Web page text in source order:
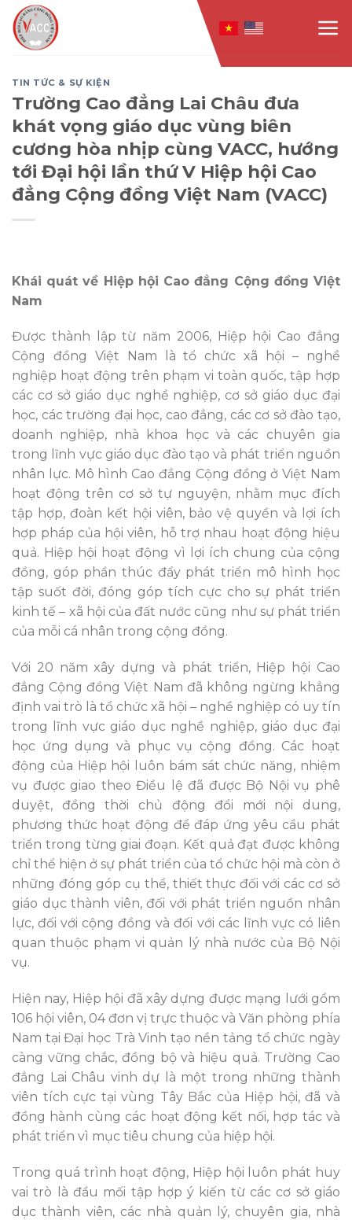
Skip
to
content
TIN TỨC & SỰ KIỆN
Trường Cao đẳng Lai Châu đưa
khát vọng giáo dục vùng biên
cương hòa nhịp cùng VACC, hướng
tới Đại hội lần thứ V Hiệp hội Cao
đẳng Cộng đồng Việt Nam (VACC)
Khái quát về Hiệp hội Cao đẳng Cộng đồng Việt
Nam
Được thành lập từ năm 2006, Hiệp hội Cao đẳng
Cộng đồng Việt Nam là tổ chức xã hội – nghề
nghiệp hoạt động trên phạm vi toàn quốc, tập hợp
các cơ sở giáo dục nghề nghiệp, cơ sở giáo dục đại
học, các trường đại học, cao đẳng, các cơ sở đào tạo,
doanh nghiệp, nhà khoa học và các chuyên gia
trong lĩnh vực giáo dục đào tạo và phát triển nguồn
nhân lực. Mô hình Cao đẳng Cộng đồng ở Việt Nam
hoạt động trên cơ sở tự nguyện, nhằm mục đích
tập hợp, đoàn kết hội viên, bảo vệ quyền và lợi ích
hợp pháp của hội viên, hỗ trợ nhau hoạt động hiệu
quả. Hiệp hội hoạt động vì lợi ích chung của cộng
đồng, góp phần thúc đẩy phát triển mô hình học
tập suốt đời, đóng góp tích cực cho sự phát triển
kinh tế – xã hội của đất nước cũng như sự phát triển
của mỗi cá nhân trong cộng đồng.
Với 20 năm xây dựng và phát triển, Hiệp hội Cao
đẳng Cộng đồng Việt Nam đã không ngừng khẳng
định vai trò là tổ chức xã hội – nghề nghiệp có uy tín
trong lĩnh vực giáo dục nghề nghiệp, giáo dục đại
học ứng dụng và phục vụ cộng đồng. Các hoạt
động của Hiệp hội luôn bám sát chức năng, nhiệm
vụ được giao theo Điều lệ đã được Bộ Nội vụ phê
duyệt, đồng thời chủ động đổi mới nội dung,
phương thức hoạt động để đáp ứng yêu cầu phát
triển trong từng giai đoạn. Kết quả đạt được không
chỉ thể hiện ở sự phát triển của tổ chức hội mà còn ở
những đóng góp cụ thể, thiết thực đối với các cơ sở
giáo dục thành viên, đối với phát triển nguồn nhân
lực, đối với cộng đồng và đối với các lĩnh vực có liên
quan thuộc phạm vi quản lý nhà nước của Bộ Nội
vụ.
Hiện nay, Hiệp hội đã xây dựng được mạng lưới gồm
106 hội viên, 04 đơn vị trực thuộc và Văn phòng phía
Nam tại Đại học Trà Vinh tạo nền tảng tổ chức ngày
càng vững chắc, đồng bộ và hiệu quả. Trường Cao
đẳng Lai Châu vinh dự là một trong những thành
viên tích cực tại vùng Tây Bắc của Hiệp hội, đã và
đồng hành cùng các hoạt động kết nối, hợp tác và
phát triển vì mục tiêu chung của hiệp hội.
Trong quá trình hoạt động, Hiệp hội luôn phát huy
vai trò là đầu mối tập hợp ý kiến từ các cơ sở giáo
dục thành viên, các nhà quản lý, chuyên gia, nhà